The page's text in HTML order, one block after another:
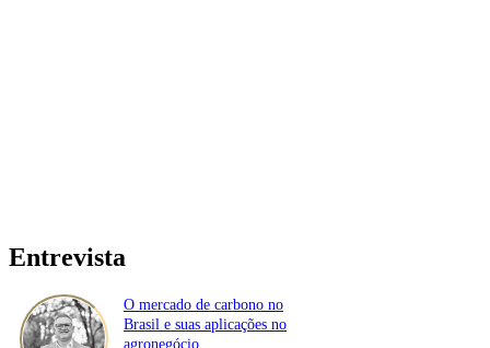
Entrevista
O mercado de carbono no
Brasil e suas aplicações no
agronegócio